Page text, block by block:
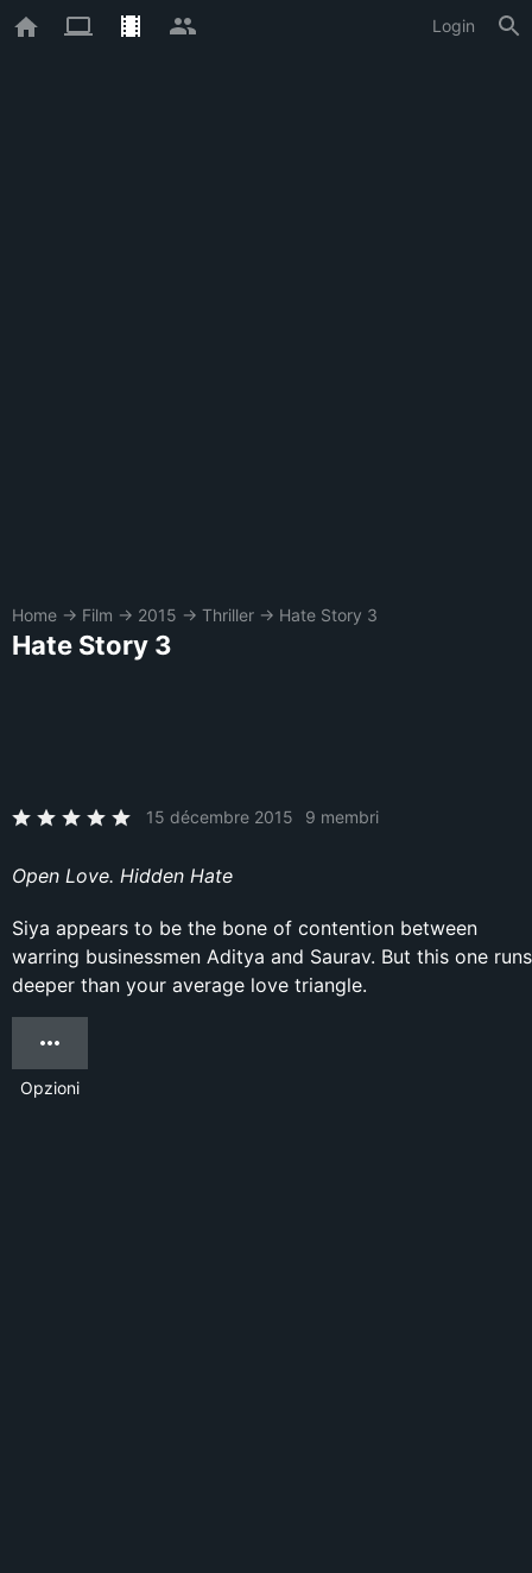
Login
Home → Film → 2015 → Thriller → Hate Story 3
Hate Story 3
15 décembre 2015 9 membri
Open Love. Hidden Hate
Siya appears to be the bone of contention between
warring businessmen Aditya and Saurav. But this one runs
deeper than your average love triangle.
Opzioni